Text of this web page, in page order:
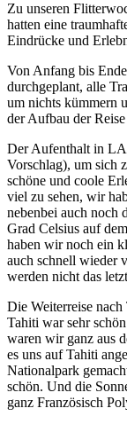
Zu unseren
hatten eine
Eindrücke und
Von Anfang bis
durchgeplant, alle
um nichts kümmern
der Aufbau der
Der Aufenthalt in
Vorschlag), um sich
schöne und coole
viel zu sehen, wir
nebenbei auch noch
Grad Celsius auf
haben wir noch ein
auch schnell wieder
werden nicht das
Die Weiterreise
Tahiti war sehr
waren wir ganz aus
es uns auf Tahiti
Nationalpark
schön. Und die
ganz Französisch